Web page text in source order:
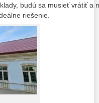
budú sa musieť vrátiť a
riešenie.